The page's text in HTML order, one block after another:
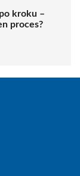
kroku –
proces?